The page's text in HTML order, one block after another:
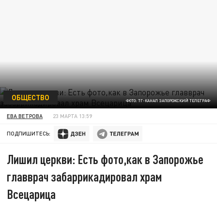
ФОТО: ТГ-КАНАЛ ЗАПОРОЖСКИЙ ТЕЛЕГРАФ
ОБЩЕСТВО
ЕВА ВЕТРОВА 23 МАРТА 13:59
ПОДПИШИТЕСЬ:
Лишил церкви: Есть фото,как в Запорожье
главврач забаррикадировал храм
Всецарица